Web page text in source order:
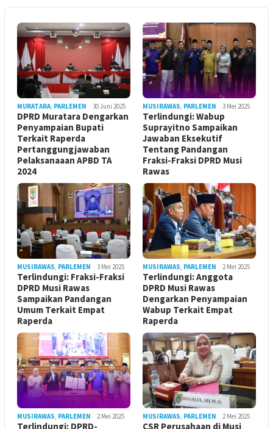
MURATARA, PARLEMEN 30 Juni 2025
DPRD Muratara Dengarkan
Penyampaian Bupati
Terkait Raperda
Pertanggungjawaban
Pelaksanaaan APBD TA
2024
MUSIRAWAS, PARLEMEN 3 Mei 2025
Terlindungi: Wabup
Suprayitno Sampaikan
Jawaban Eksekutif
Tentang Pandangan
Fraksi-Fraksi DPRD Musi
Rawas
MUSIRAWAS, PARLEMEN 3 Mei 2025
Terlindungi: Fraksi-Fraksi
DPRD Musi Rawas
Sampaikan Pandangan
Umum Terkait Empat
Raperda
MUSIRAWAS, PARLEMEN 2 Mei 2025
Terlindungi: Anggota
DPRD Musi Rawas
Dengarkan Penyampaian
Wabup Terkait Empat
Raperda
MUSIRAWAS, PARLEMEN 2 Mei 2025
Terlindungi: DPRD-
MUSIRAWAS, PARLEMEN 2 Mei 2025
CSR Perusahaan di Musi